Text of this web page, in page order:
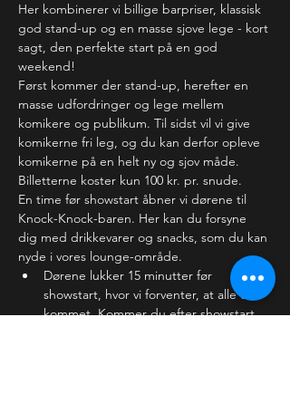
Her kombinerer vi billige barpriser, klassisk
god stand-up og en masse sjove lege - kort
sagt, den perfekte start på en god
weekend!
Først kommer der stand-up, herefter en
masse udfordringer og lege mellem
komikere og publikum. Til sidst vil vi give
komikerne fri leg, og du kan derfor opleve
komikerne på en helt ny og sjov måde.
Billetterne koster kun 100 kr. pr. snude.
En time før showstart åbner vi dørene til
Knock-Knock-baren. Her kan du forsyne
dig med drikkevarer og snacks, som du kan
nyde i vores lounge-område.
Dørene lukker 15 minutter før
showstart, hvor vi forventer, at alle er
kommet. Kommer du efter showstart,